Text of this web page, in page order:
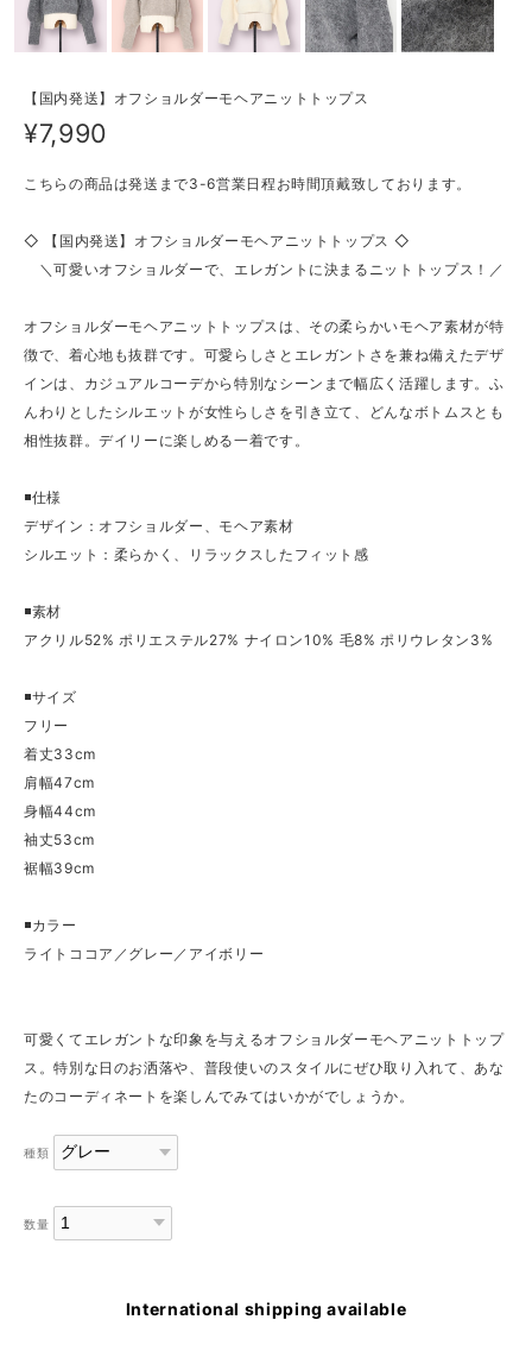
【国内発送】オフショルダーモヘアニットトップス
¥7,990
こちらの商品は発送まで3-6営業日程お時間頂戴致しております。
◇ 【国内発送】オフショルダーモヘアニットトップス ◇
＼可愛いオフショルダーで、エレガントに決まるニットトップス！／
オフショルダーモヘアニットトップスは、その柔らかいモヘア素材が特
徴で、着心地も抜群です。可愛らしさとエレガントさを兼ね備えたデザ
インは、カジュアルコーデから特別なシーンまで幅広く活躍します。ふ
んわりとしたシルエットが女性らしさを引き立て、どんなボトムスとも
相性抜群。デイリーに楽しめる一着です。
◾️仕様
デザイン：オフショルダー、モヘア素材
シルエット：柔らかく、リラックスしたフィット感
◾️素材
アクリル52% ポリエステル27% ナイロン10% 毛8% ポリウレタン3%
◾️サイズ
フリー
着丈33cm
肩幅47cm
身幅44cm
袖丈53cm
裾幅39cm
◾️カラー
ライトココア／グレー／アイボリー
可愛くてエレガントな印象を与えるオフショルダーモヘアニットトップ
ス。特別な日のお洒落や、普段使いのスタイルにぜひ取り入れて、あな
たのコーディネートを楽しんでみてはいかがでしょうか。
種類
数量
International shipping available